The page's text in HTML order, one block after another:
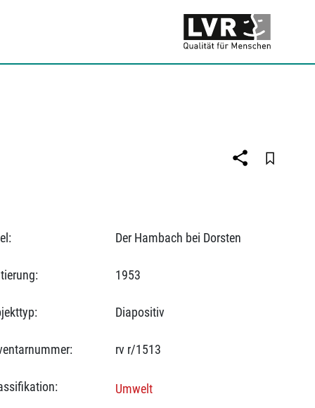
Der Hambach bei Dorsten
1953
Diapositiv
rv r/1513
Umwelt